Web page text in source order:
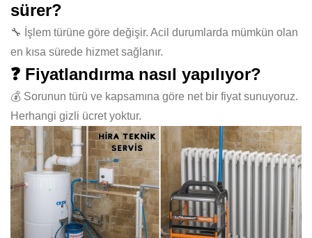
sürer?
🔧 İşlem türüne göre değişir. Acil durumlarda mümkün olan
en kısa sürede hizmet sağlanır.
❓ Fiyatlandırma nasıl yapılıyor?
💰 Sorunun türü ve kapsamına göre net bir fiyat sunuyoruz.
Herhangi gizli ücret yoktur.